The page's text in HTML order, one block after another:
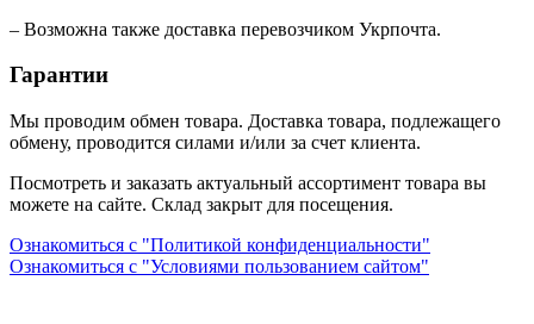
– Возможна также доставка перевозчиком Укрпочта.
Гарантии
Мы проводим обмен товара. Доставка товара, подлежащего
обмену, проводится силами и/или за счет клиента.
Посмотреть и заказать актуальный ассортимент товара вы
можете на сайте. Склад закрыт для посещения.
Ознакомиться с "Политикой конфиденциальности"
Ознакомиться с "Условиями пользованием сайтом"